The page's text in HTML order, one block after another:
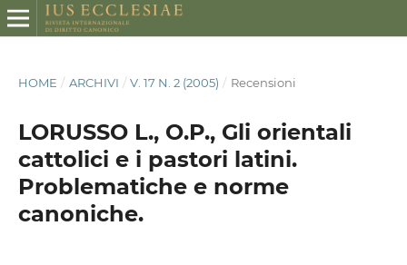
HOME / ARCHIVI / V. 17 N. 2 (2005) / Recensioni
LORUSSO L., O.P., Gli orientali
cattolici e i pastori latini.
Problematiche e norme
canoniche.